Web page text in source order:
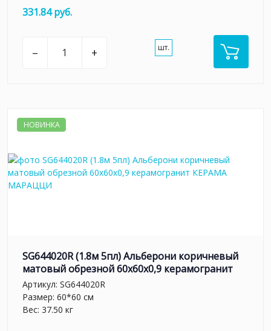
331.84 руб.
– + шт.
НОВИНКА
SG644020R (1.8м 5пл) Альберони коричневый
матовый обрезной 60x60x0,9 керамогранит
Артикул: SG644020R
Размер: 60*60 см
Вес: 37.50 кг